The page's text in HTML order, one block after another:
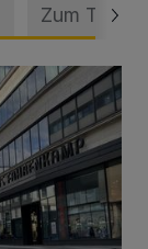
Zum Thema